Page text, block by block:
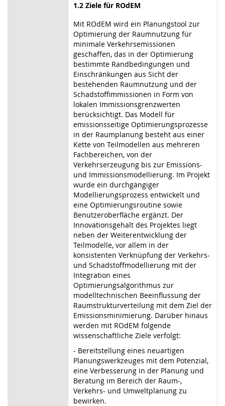
1.2 Ziele für ROdEM
Mit ROdEM wird ein Planungstool zur
Optimierung der Raumnutzung für
minimale Verkehrsemissionen
geschaffen, das in der Optimierung
bestimmte Randbedingungen und
Einschränkungen aus Sicht der
bestehenden Raumnutzung und der
Schadstoffimmissionen in Form von
lokalen Immissionsgrenzwerten
berücksichtigt. Das Modell für
emissionsseitige Optimierungsprozesse
in der Raumplanung besteht aus einer
Kette von Teilmodellen aus mehreren
Fachbereichen, von der
Verkehrserzeugung bis zur Emissions-
und Immissionsmodellierung. Im Projekt
wurde ein durchgängiger
Modellierungsprozess entwickelt und
eine Optimierungsroutine sowie
Benutzeroberfläche ergänzt. Der
Innovationsgehalt des Projektes liegt
neben der Weiterentwicklung der
Teilmodelle, vor allem in der
konsistenten Verknüpfung der Verkehrs-
und Schadstoffmodellierung mit der
Integration eines
Optimierungsalgorithmus zur
modelltechnischen Beeinflussung der
Raumstrukturverteilung mit dem Ziel der
Emissionsminimierung. Darüber hinaus
werden mit ROdEM folgende
wissenschaftliche Ziele verfolgt:
- Bereitstellung eines neuartigen
Planungswerkzeuges mit dem Potenzial,
eine Verbesserung in der Planung und
Beratung im Bereich der Raum-,
Verkehrs- und Umweltplanung zu
bewirken.